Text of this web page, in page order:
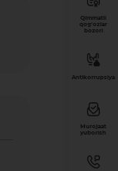
Qimmatli
qog'ozlar
bozori
Antikorrupsiya
Murojaat
yuborish